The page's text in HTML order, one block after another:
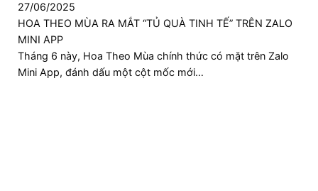
27/06/2025
HOA THEO MÙA RA MẮT “TỦ QUÀ TINH TẾ” TRÊN ZALO
MINI APP
Tháng 6 này, Hoa Theo Mùa chính thức có mặt trên Zalo
Mini App, đánh dấu một cột mốc mới…